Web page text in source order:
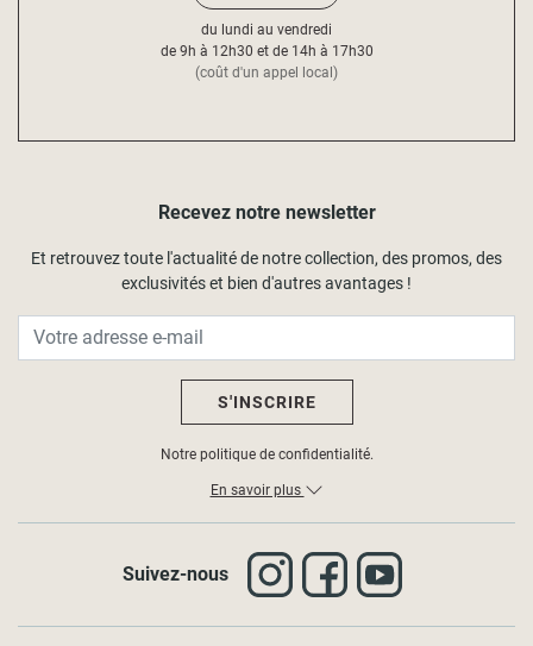
Recevez notre newsletter
Et retrouvez toute l'actualité de notre collection, des promos, des
exclusivités et bien d'autres avantages !
S'INSCRIRE
Notre politique de confidentialité.
En savoir plus
Suivez-nous
du lundi au vendredi
de 9h à 12h30 et de 14h à 17h30
(coût d'un appel local)